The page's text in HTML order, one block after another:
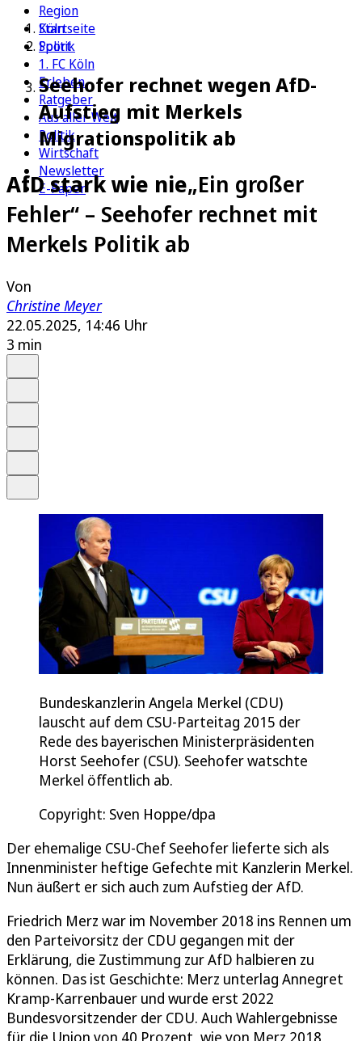
Region
Köln
Sport
1. FC Köln
Erleben
Ratgeber
Aus aller Welt
Politik
Wirtschaft
Newsletter
E-Paper
Startseite
Politik
Seehofer rechnet wegen AfD-
Aufstieg mit Merkels
Migrationspolitik ab
AfD stark wie nie„Ein großer
Fehler“ – Seehofer rechnet mit
Merkels Politik ab
Von
Christine Meyer
22.05.2025, 14:46 Uhr
3 min
Bundeskanzlerin Angela Merkel (CDU)
lauscht auf dem CSU-Parteitag 2015 der
Rede des bayerischen Ministerpräsidenten
Horst Seehofer (CSU). Seehofer watschte
Merkel öffentlich ab.
Copyright: Sven Hoppe/dpa
Der ehemalige CSU-Chef Seehofer lieferte sich als
Innenminister heftige Gefechte mit Kanzlerin Merkel.
Nun äußert er sich auch zum Aufstieg der AfD.
Friedrich Merz war im November 2018 ins Rennen um
den Parteivorsitz der CDU gegangen mit der
Erklärung, die Zustimmung zur AfD halbieren zu
können. Das ist Geschichte: Merz unterlag Annegret
Kramp-Karrenbauer und wurde erst 2022
Bundesvorsitzender der CDU. Auch Wahlergebnisse